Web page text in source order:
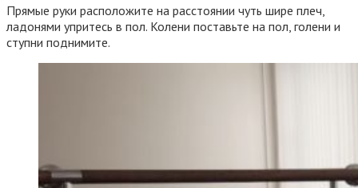
Прямые руки расположите на расстоянии чуть шире плеч,
ладонями упритесь в пол. Колени поставьте на пол, голени и
ступни поднимите.